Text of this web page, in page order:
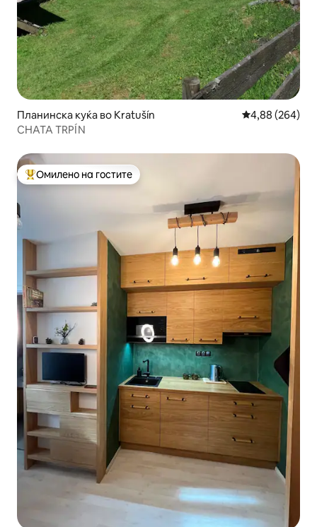
Планинска куќа во Kratušín Просечна
4,88 (264)
CHATA TRPÍN
Меѓу најуспешните „Омилени на гостите“
Омилено на гостите